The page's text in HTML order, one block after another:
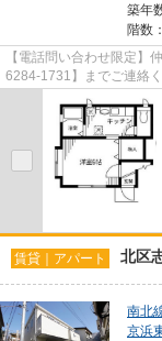
築年
階数
【電話問い合わせ限定】
6284-1731】までご連絡
ッションフロア エアコン
賃貸｜アパート 北区
南北
京浜